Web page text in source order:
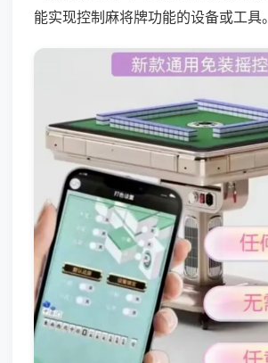
能实现控制麻将牌功能的设备或工具。